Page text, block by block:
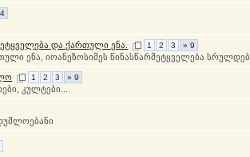
და ქართული ენა. 1 2 3 » 9
ენა, იოანეზოსიმეს წინასწარმეტყველება სრულდებ
1 2 3 » 9
კულტები...